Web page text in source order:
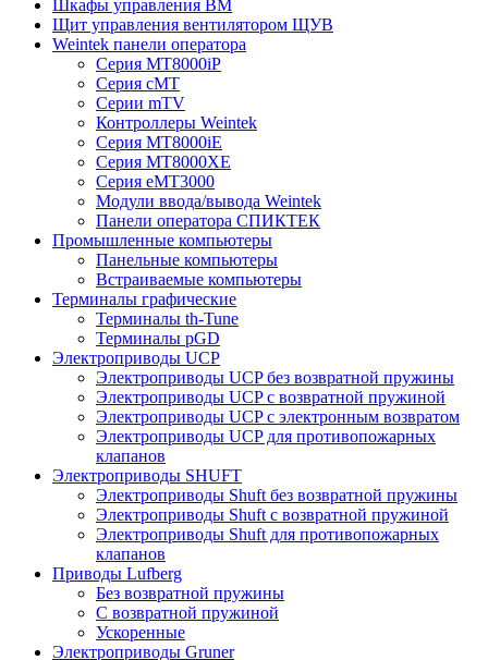
Шкафы управления BM
Щит управления вентилятором ЩУВ
Weintek панели оператора
Серия MT8000iP
Серия cMT
Серии mTV
Контроллеры Weintek
Серия MT8000iE
Серия MT8000XE
Серия eMT3000
Модули ввода/вывода Weintek
Панели оператора СПИКТЕК
Промышленные компьютеры
Панельные компьютеры
Встраиваемые компьютеры
Терминалы графические
Терминалы th-Tune
Терминалы pGD
Электроприводы UCP
Электроприводы UCP без возвратной пружины
Электроприводы UCP с возвратной пружиной
Электроприводы UCP с электронным возвратом
Электроприводы UCP для противопожарных
клапанов
Электроприводы SHUFT
Электроприводы Shuft без возвратной пружины
Электроприводы Shuft с возвратной пружиной
Электроприводы Shuft для противопожарных
клапанов
Приводы Lufberg
Без возвратной пружины
С возвратной пружиной
Ускоренные
Электроприводы Gruner